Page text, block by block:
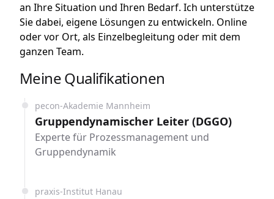
an Ihre Situation und Ihren Bedarf. Ich unterstütze
Sie dabei, eigene Lösungen zu entwickeln. Online
oder vor Ort, als Einzelbegleitung oder mit dem
ganzen Team.
Meine Qualifikationen
pecon-Akademie Mannheim
Gruppendynamischer Leiter (DGGO)
Experte für Prozessmanagement und
Gruppendynamik
praxis-Institut Hanau